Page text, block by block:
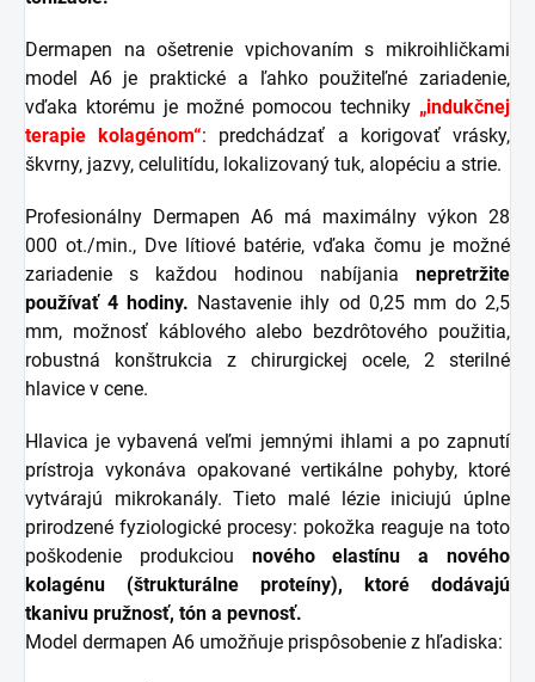
Dermapen na ošetrenie vpichovaním s mikroihličkami
model A6 je praktické a ľahko použiteľné zariadenie,
vďaka ktorému je možné pomocou techniky „indukčnej
terapie kolagénom“: predchádzať a korigovať vrásky,
škvrny, jazvy, celulitídu, lokalizovaný tuk, alopéciu a strie.
Profesionálny Dermapen A6 má maximálny výkon 28
000 ot./min., Dve lítiové batérie, vďaka čomu je možné
zariadenie s každou hodinou nabíjania nepretržite
používať 4 hodiny. Nastavenie ihly od 0,25 mm do 2,5
mm, možnosť káblového alebo bezdrôtového použitia,
robustná konštrukcia z chirurgickej ocele, 2 sterilné
hlavice v cene.
Hlavica je vybavená veľmi jemnými ihlami a po zapnutí
prístroja vykonáva opakované vertikálne pohyby, ktoré
vytvárajú mikrokanály. Tieto malé lézie iniciujú úplne
prirodzené fyziologické procesy: pokožka reaguje na toto
poškodenie produkciou nového elastínu a nového
kolagénu (štrukturálne proteíny), ktoré dodávajú
tkanivu pružnosť, tón a pevnosť.
Model dermapen A6 umožňuje prispôsobenie z hľadiska: